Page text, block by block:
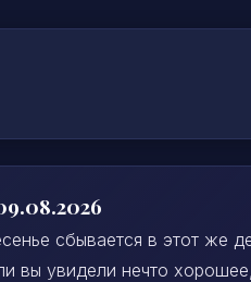
сбывается в этот же
вы увидели нечто